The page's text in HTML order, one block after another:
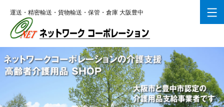
ン
ツ
へ
キ
運送・精密輸送・貨物輸送・保管・倉庫 大阪豊中